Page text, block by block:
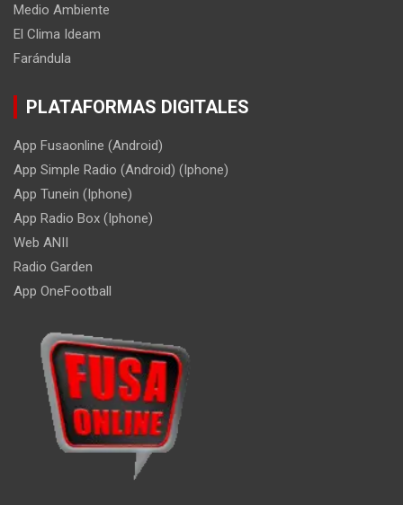
Medio Ambiente
El Clima Ideam
Farándula
PLATAFORMAS DIGITALES
App Fusaonline (Android)
App Simple Radio (Android) (Iphone)
App Tunein (Iphone)
App Radio Box (Iphone)
Web ANII
Radio Garden
App OneFootball